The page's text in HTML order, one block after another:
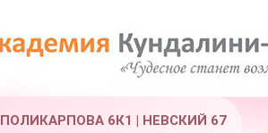
ПОЛИКАРПОВА 6К1 | НЕВСКИЙ 67